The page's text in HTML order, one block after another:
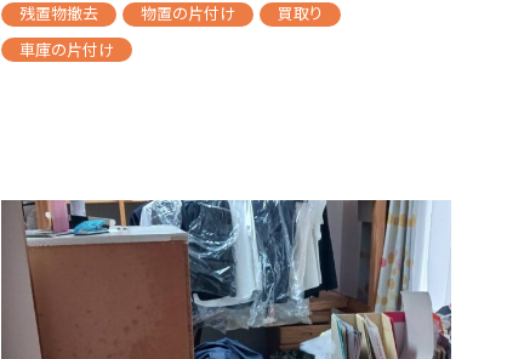
残置物撤去
物置の片付け
買取り
車庫の片付け